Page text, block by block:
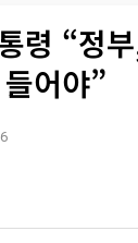
령 “정
어야”